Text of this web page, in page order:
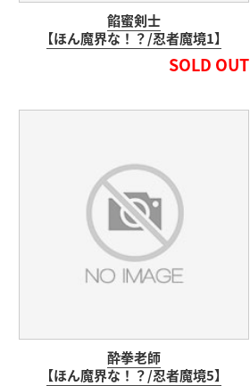
餡蜜剣士
【ほん魔界な！？/忍者魔境1】
SOLD OUT
酔拳老師
【ほん魔界な！？/忍者魔境5】